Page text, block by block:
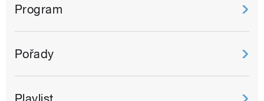
Program
Pořady